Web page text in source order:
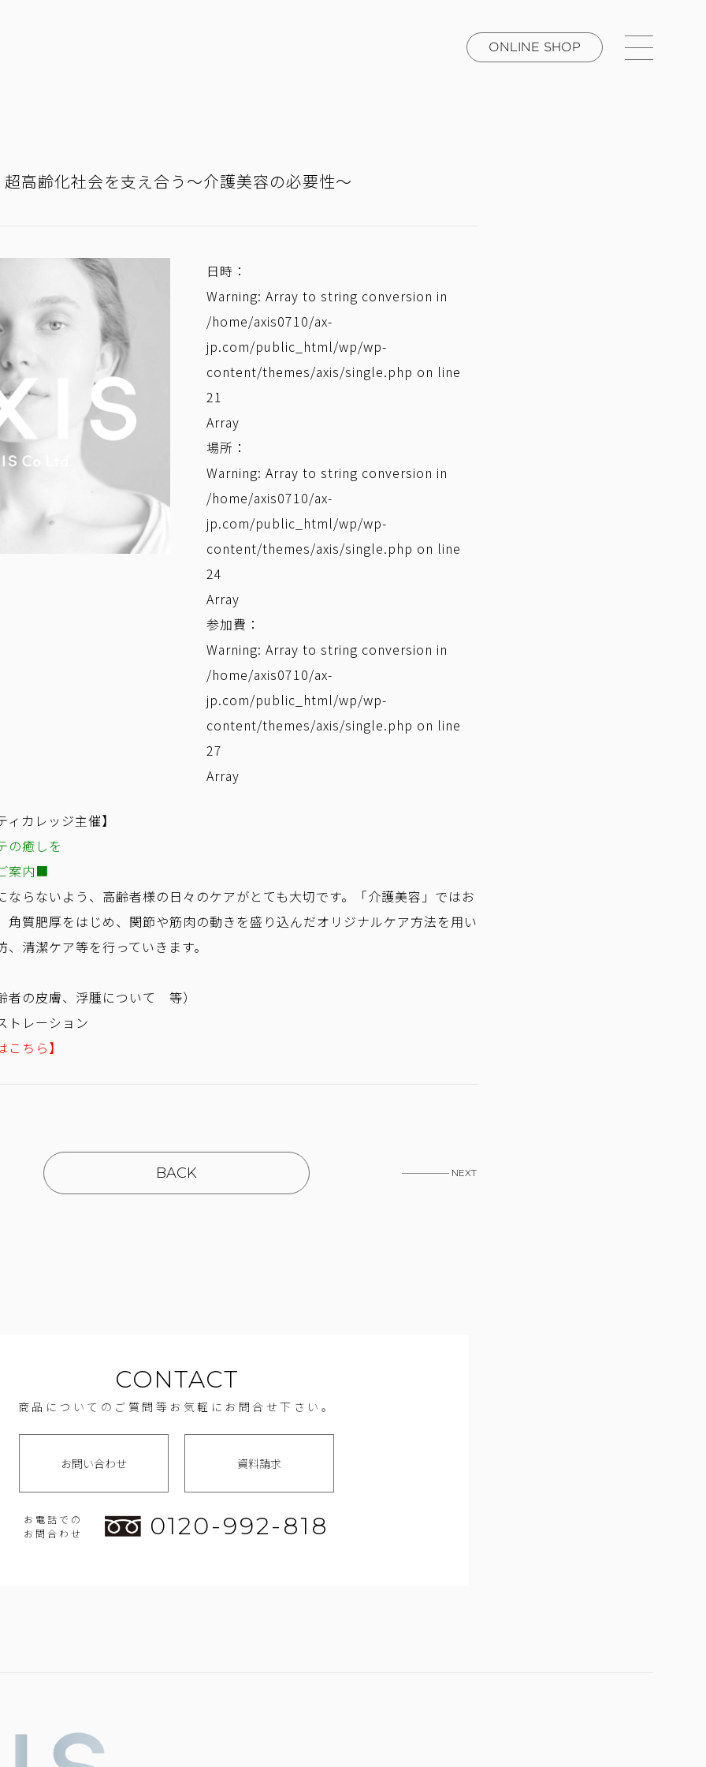
ONLINE SHOP
高齢化社会を支え合う～介護美容の必要性～
日時：
Warning: Array to string conversion in
/home/axis0710/ax-
jp.com/public_html/wp/wp-
content/themes/axis/single.php on line
21
Array
場所：
Warning: Array to string conversion in
/home/axis0710/ax-
jp.com/public_html/wp/wp-
content/themes/axis/single.php on line
24
Array
参加費：
Warning: Array to string conversion in
/home/axis0710/ax-
jp.com/public_html/wp/wp-
content/themes/axis/single.php on line
27
Array
ィカレッジ主催】
の癒しを
案内■
ならないよう、高齢者様の日々のケアがとても大切です。「介護美容」ではお
角質肥厚をはじめ、関節や筋肉の動きを盛り込んだオリジナルケア方法を用い
清潔ケア等を行っていきます。
者の皮膚、浮腫について 等）
トレーション
こちら】
BACK ————— NEXT
CONTACT
商品についてのご質問等お気軽にお問合せ下さい。
お問い合わせ 資料請求
お電話での
お問合わせ
0120-992-818